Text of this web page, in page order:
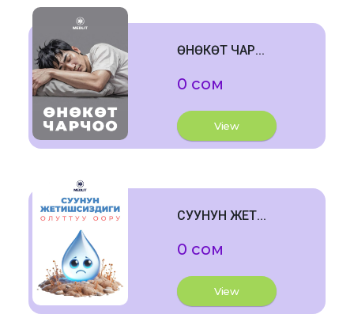
ӨНӨКӨТ ЧАР...
0 сом
View
СУУНУН ЖЕТ...
0 сом
View